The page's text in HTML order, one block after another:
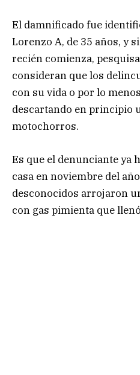
El damnificado fue
Lorenzo A, de 35 años, y
recién comienza,
consideran que los
con su vida o por lo
descartando en principio
motochorros.
Es que el denunciante ya
casa en noviembre del
desconocidos arrojaron
con gas pimienta que